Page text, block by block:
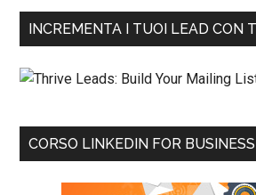
INCREMENTA I TUOI LEAD CON
CORSO LINKEDIN FOR BUSINESS